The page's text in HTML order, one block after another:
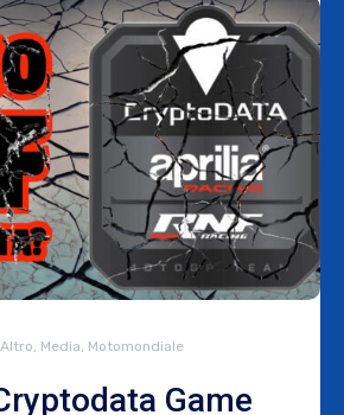
Altro, Media, Motomondiale
Game